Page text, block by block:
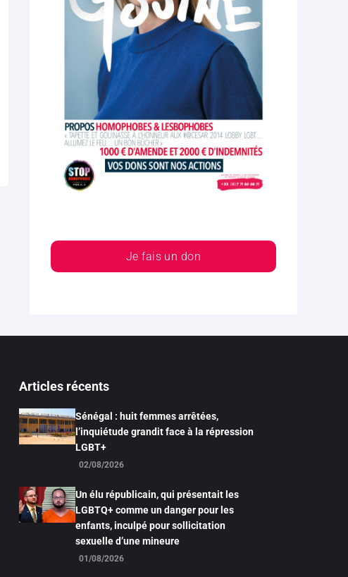
Je fais un don
Articles récents
Sénégal : huit femmes arrêtées,
l’inquiétude grandit face à la répression
LGBT+
02/08/2026
Un élu républicain, qui présentait les
LGBTQ+ comme un danger pour les
enfants, inculpé pour sollicitation
sexuelle d’une mineure
01/08/2026